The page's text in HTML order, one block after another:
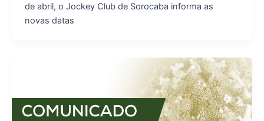
de abril, o Jockey Club de Sorocaba informa as
novas datas